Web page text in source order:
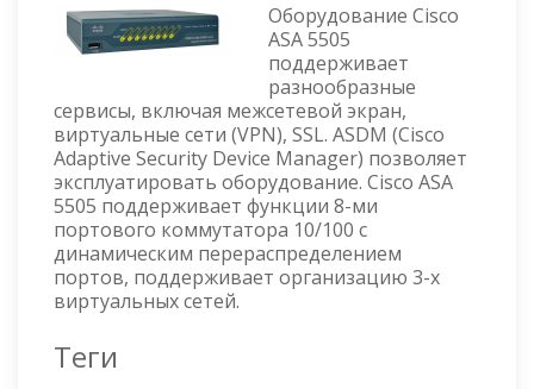
Оборудование Cisco
ASA 5505
поддерживает
разнообразные
сервисы, включая межсетевой экран,
виртуальные сети (VPN), SSL. ASDM (Cisco
Adaptive Security Device Manager) позволяет
эксплуатировать оборудование. Cisco ASA
5505 поддерживает функции 8-ми
портового коммутатора 10/100 с
динамическим перераспределением
портов, поддерживает организацию 3-х
виртуальных сетей.
Теги